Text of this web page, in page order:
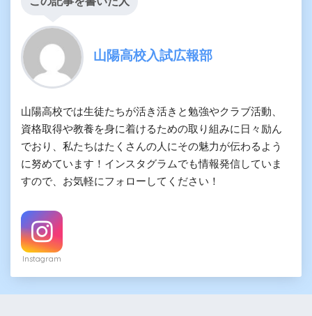
山陽高校入試広報部
山陽高校では生徒たちが活き活きと勉強やクラブ活動、
資格取得や教養を身に着けるための取り組みに日々励ん
でおり、私たちはたくさんの人にその魅力が伝わるよう
に努めています！インスタグラムでも情報発信していま
すので、お気軽にフォローしてください！
Instagram